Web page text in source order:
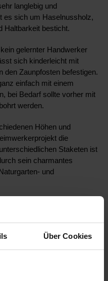
Über Cookies
langlebig und
es sich um Haselnussholz,
Haltbarkeit besticht.
gelernter Handwerker
sich kinderleicht mit
den Zaunpfosten befestigen.
einfach mit einem
bei Bedarf sollte vorher mit
werden.
Höhen und
die
Staketen ist
sein charmantes
und
Produkte rund um
Artikel werden nach
ist unser Aquagart